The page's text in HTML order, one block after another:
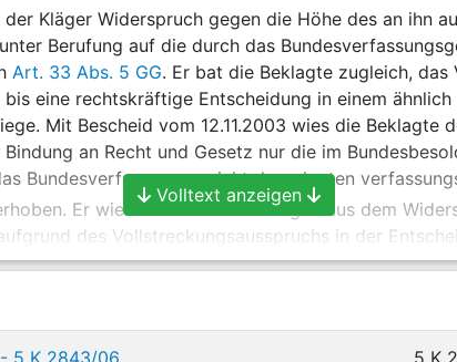
Kläger Widerspruch gegen die Höhe des an ihn
Berufung auf die durch das
Art. 33 Abs. 5 GG. Er bat die Beklagte zugleich,
eine rechtskräftige Entscheidung in einem
Mit Bescheid vom 12.11.2003 wies die Beklagte
an Recht und Gesetz nur die im
Bundesverfassungsgericht dargelegten
Er wiederholt sein Vorbringen aus dem
des Vollstreckungsausspruchs in der
Grundsätze zuArt. 33 Abs. 5 GGgebunden seien,
detailliert vor, welchen Betrag die Behörde ihm
Volltext anzeigen
5 K 2843/06 5 K